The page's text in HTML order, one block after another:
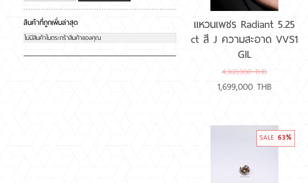
สินค้าที่ถูกเพิ่มล่าสุด
ไม่มีสินค้าในตระกร้าสินค้าของคุณ
แหวนเพชร Radiant 5.25
ct สี J ความสะอาด VVS1
GIL
4,360,000 THB
1,699,000 THB
SALE 63%